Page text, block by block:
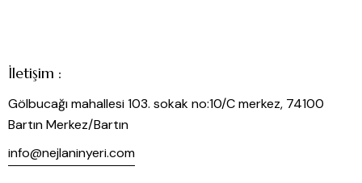
İletişim :
Gölbucağı mahallesi 103. sokak no:10/C merkez, 74100
Bartın Merkez/Bartın
info@nejlaninyeri.com